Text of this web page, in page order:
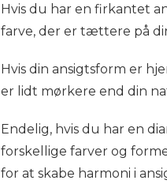
Hvis du har en firkantet
farve, der er tættere på
Hvis din ansigtsform er
er lidt mørkere end din
Endelig, hvis du har en
forskellige farver og
for at skabe harmoni i